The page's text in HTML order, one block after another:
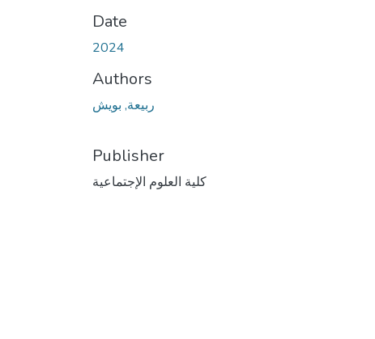
Date
2024
Authors
ربيعة, بويش
Publisher
كلية العلوم الإجتماعية